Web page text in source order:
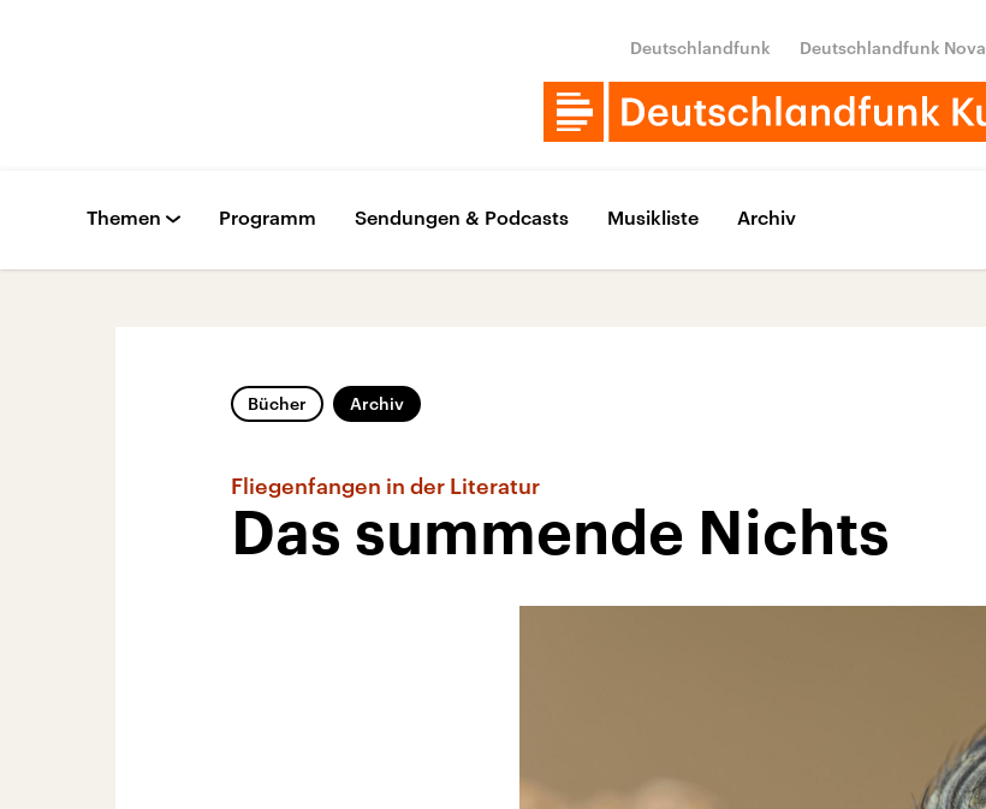
Deutschlandfunk Deutschlandfunk Nova
Themen Programm Sendungen & Podcasts Musikliste Archiv
Bücher Archiv
Fliegenfangen in der Literatur
Das summende Nichts